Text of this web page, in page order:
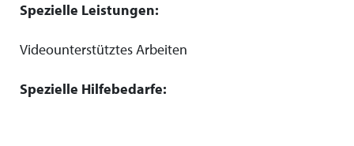
Spezielle Leistungen:
Videounterstütztes Arbeiten
Spezielle Hilfebedarfe: